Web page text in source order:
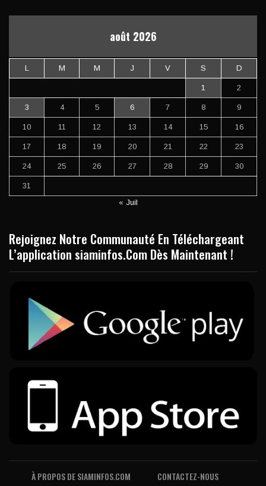
août 2026
L M M J V S D
1 2
3 4 5 6 7 8 9
10 11 12 13 14 15 16
17 18 19 20 21 22 23
24 25 26 27 28 29 30
31
« Juil
Rejoignez Notre Communauté En Téléchargeant
L’application siaminfos.Com Dès Maintenant !
À PROPOS DE SIAMINFOS.COM CONTACTEZ-NOUS